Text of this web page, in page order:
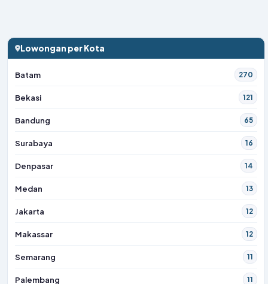
Lowongan per Kota
Batam 270
Bekasi 121
Bandung 65
Surabaya 16
Denpasar 14
Medan 13
Jakarta 12
Makassar 12
Semarang 11
Palembang 11